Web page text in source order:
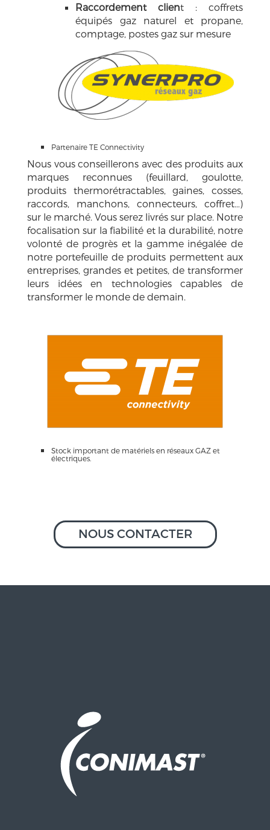
Raccordement client : coffrets
équipés gaz naturel et propane,
comptage, postes gaz sur mesure
Partenaire TE Connectivity
Nous vous conseillerons avec des produits aux
marques reconnues (feuillard, goulotte,
produits thermorétractables, gaines, cosses,
raccords, manchons, connecteurs, coffret…)
sur le marché. Vous serez livrés sur place. Notre
focalisation sur la fiabilité et la durabilité, notre
volonté de progrès et la gamme inégalée de
notre portefeuille de produits permettent aux
entreprises, grandes et petites, de transformer
leurs idées en technologies capables de
transformer le monde de demain.
Stock important de matériels en réseaux GAZ et
électriques.
NOUS CONTACTER